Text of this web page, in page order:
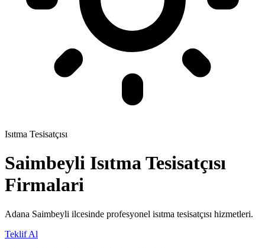
Isıtma Tesisatçısı
Saimbeyli Isıtma Tesisatçısı
Firmalari
Adana Saimbeyli ilcesinde profesyonel isıtma tesisatçısı hizmetleri.
Teklif Al